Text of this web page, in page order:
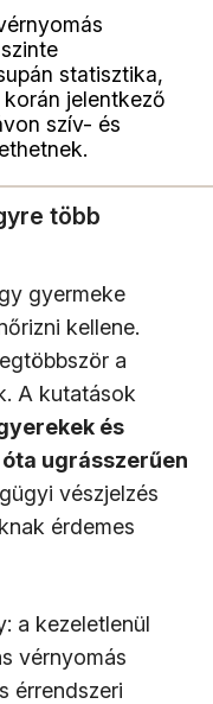
statisztika,
jelentkező
szív- és
több
gyermeke
kellene.
a
A kutatások
és
ugrásszerűen
vészjelzés
érdemes
a kezeletlenül
vérnyomás
érrendszeri